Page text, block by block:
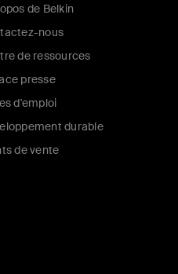
de Belkin
nous
de ressources
presse
d'emploi
durable
de vente